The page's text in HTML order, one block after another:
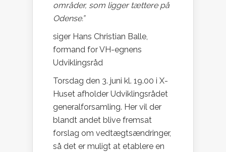
områder, som ligger tættere på
Odense.”
siger Hans Christian Balle,
formand for VH-egnens
Udviklingsråd
Torsdag den 3. juni kl. 19.00 i X-
Huset afholder Udviklingsrådet
generalforsamling. Her vil der
blandt andet blive fremsat
forslag om vedtægtsændringer,
så det er muligt at etablere en